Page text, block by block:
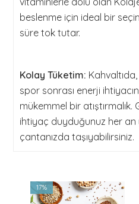
beslenme için ideal bir
süre tok tutar.
Kolay Tüketim:
spor sonrası enerji
mükemmel bir
ihtiyaç duyduğunuz her an
çantanızda taşıyabilirsiniz.
17%